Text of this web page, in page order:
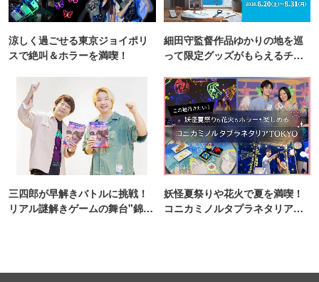
涼しく過ごせる東京ジョイポリ
スで絶叫＆ホラーを満喫！
細田守監督作品ゆかりの地を巡
って限定グッズがもらえるチャ
三四郎が早解きバトルに挑戦！
リアル謎解きゲームの舞台"錦糸
妖怪夏祭りや花火で夏を満喫！
コニカミノルタプラネタリア